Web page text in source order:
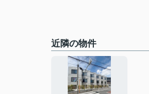
近隣の物件